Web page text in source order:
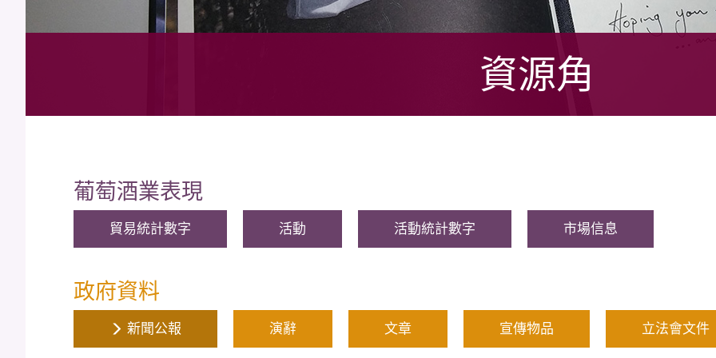
資源角
葡萄酒業表現
貿易統計數字 活動 活動統計數字 市場信息
政府資料
新聞公報 演辭 文章 宣傳物品 立法會文件